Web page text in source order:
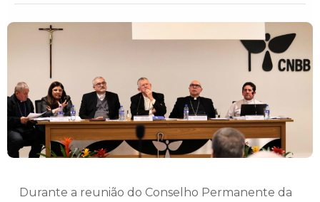
Durante a reunião do Conselho Permanente da